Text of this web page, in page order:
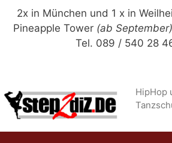
Zum
Inhalt
2x in München und 1 x in
Pineapple Tower (ab September)
Tel. 089 / 540 28
HipHop